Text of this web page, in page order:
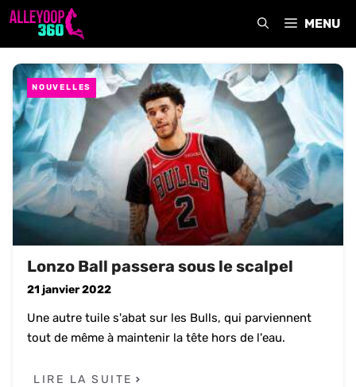
Aller
MENU
NOUVELLES
Lonzo Ball passera sous le scalpel
21 janvier 2022
Une autre tuile s'abat sur les Bulls, qui parviennent
tout de même à maintenir la tête hors de l'eau.
LIRE LA SUITE